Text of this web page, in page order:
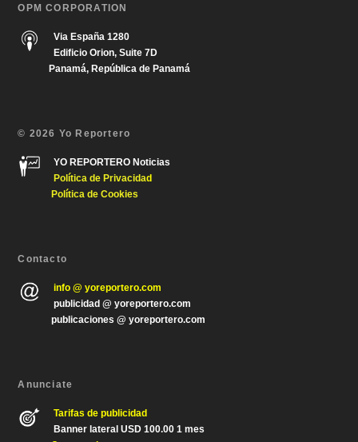
OPM CORPORATION
Via España 1280
Edificio Orion, Suite 7D
Panamá, República de Panamá
© 2026 Yo Reportero
YO REPORTERO Noticias
Política de Privacidad
Política de Cookies
Contacto
info @ yoreportero.com
publicidad @ yoreportero.com
publicaciones @ yoreportero.com
Anunciate
Tarifas de publicidad
Banner lateral USD 100.00 1 mes